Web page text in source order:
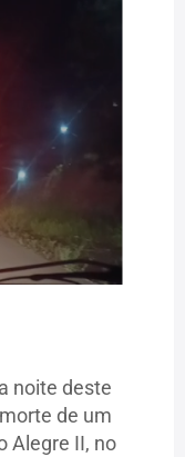
noite deste
de um
Alegre II, no